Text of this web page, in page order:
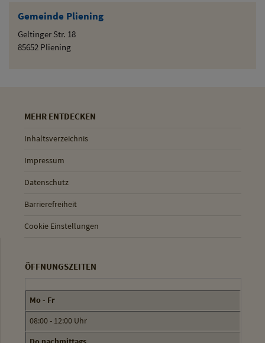
Gemeinde Pliening
Geltinger Str. 18
85652 Pliening
MEHR ENTDECKEN
Inhaltsverzeichnis
Impressum
Datenschutz
Barrierefreiheit
Cookie Einstellungen
ÖFFNUNGSZEITEN
Mo - Fr
08:00 - 12:00 Uhr